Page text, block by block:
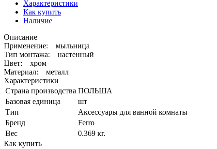
Характеристики
Как купить
Наличие
Описание
Применение: мыльница
Тип монтажа: настенный
Цвет: хром
Материал: металл
Характеристики
Страна производства ПОЛЬША
Базовая единица
шт
Тип
Аксессуары для ванной комнаты
Бренд
Ferro
Вес
0.369 кг.
Как купить